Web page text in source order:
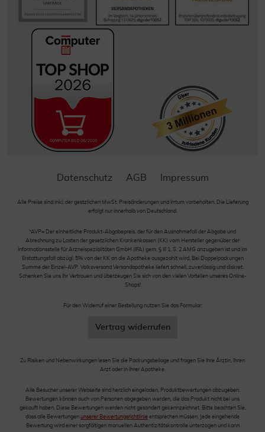
Datenschutz AGB Impressum
Alle Preise sind inkl. der gestzlichen MwSt. Preisänderungen und Irrtum vorbehalten. Die Lieferung
erfolgt nur innerhalb von Deutschland.
*AVP= Der einheitliche Produkt-Abgabepreis, der für den Ausnahmefall der Abgabe und
Abrechnung zu Lasten der gesetzlichen Krankenkassen (KK) vom Hersteller gegenüber der
Informationsstelle für Arzneispezialitäten GmbH (IFA) gem. § III 1, S. 2 AMG anzugeben ist und im
Erstattungsfall abzügl. 5% von der KK an die Apotheke ausgezahlt wird. Bei Doppelpackungen
Summe der Einzel-AVP. Volksversand Versandapotheke liefert schnell, zuverlässig und diskret.
Schenken Sie uns Ihr Vertrauen und überzeugen Sie sich von den vielen Vorteilen unseres Online-
Shops!
Für den Widerruf einer Bestellung nutzen Sie das Formular:
Vertrag widerrufen
Zu Risiken und Nebenwirkungen lesen Sie die Packungsbeilage und fragen Sie Ihre Ärztin, Ihren
Arzt oder in Ihrer Apotheke.
Alle Besucher unserer Webseite sind herzlich eingeladen, Produktbewertungen abzugeben.
Bewertungen können auch von Personen abgegeben werden, die das Produkt nicht bei uns
gekauft haben. Diese Bewertungen werden nicht gesondert gekennzeichnet. Bitte beachten Sie,
dass alle Bewertungen unserer Bewertungsrichtlinie entsprechen müssen. Jede eingehende
Bewertung wird einer sorgfältigen manuellen Authentizitätskontrolle unterzogen und kann